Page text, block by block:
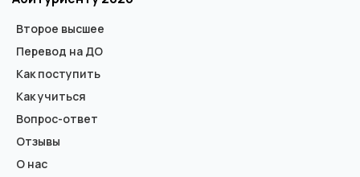
Второе высшее
Перевод на ДО
Как поступить
Как учиться
Вопрос-ответ
Отзывы
О нас